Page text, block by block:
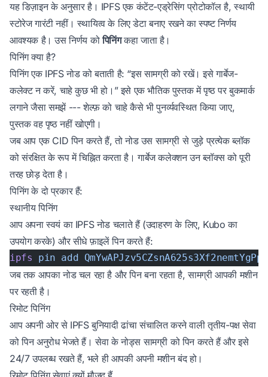
यह डिज़ाइन के अनुसार है। IPFS एक कंटेंट-एड्रेसिंग प्रोटोकॉल है, स्थायी
स्टोरेज गारंटी नहीं। स्थायित्व के लिए डेटा बनाए रखने का स्पष्ट निर्णय
आवश्यक है। उस निर्णय कोपिनिंगकहा जाता है।
पिनिंग क्या है?
पिनिंग एक IPFS नोड को बताती है: “इस सामग्री को रखें। इसे गार्बेज-
कलेक्ट न करें, चाहे कुछ भी हो।” इसे एक भौतिक पुस्तक में पृष्ठ पर बुकमार्क
लगाने जैसा समझें --- शेल्फ़ को चाहे कैसे भी पुनर्व्यवस्थित किया जाए,
पुस्तक वह पृष्ठ नहीं खोएगी।
जब आप एक CID पिन करते हैं, तो नोड उस सामग्री से जुड़े प्रत्येक ब्लॉक
को संरक्षित के रूप में चिह्नित करता है। गार्बेज कलेक्शन उन ब्लॉक्स को पूरी
तरह छोड़ देता है।
पिनिंग के दो प्रकार हैं:
स्थानीय पिनिंग
आप अपना स्वयं का IPFS नोड चलाते हैं (उदाहरण के लिए, Kubo का
उपयोग करके) और सीधे फ़ाइलें पिन करते हैं:
ipfs pin add
जब तक आपका नोड चल रहा है और पिन बना रहता है, सामग्री आपकी मशीन
पर रहती है।
रिमोट पिनिंग
आप अपनी ओर से IPFS बुनियादी ढांचा संचालित करने वाली तृतीय-पक्ष सेवा
को पिन अनुरोध भेजते हैं। सेवा के नोड्स सामग्री को पिन करते हैं और इसे
24/7 उपलब्ध रखते हैं, भले ही आपकी अपनी मशीन बंद हो।